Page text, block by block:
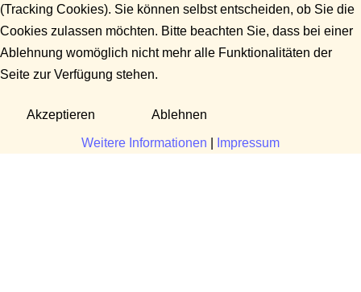
(Tracking Cookies). Sie können selbst entscheiden, ob Sie die
Cookies zulassen möchten. Bitte beachten Sie, dass bei einer
Ablehnung womöglich nicht mehr alle Funktionalitäten der
Seite zur Verfügung stehen.
Akzeptieren Ablehnen
Weitere Informationen Impressum